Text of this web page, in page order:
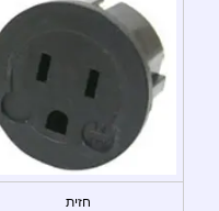
חזית